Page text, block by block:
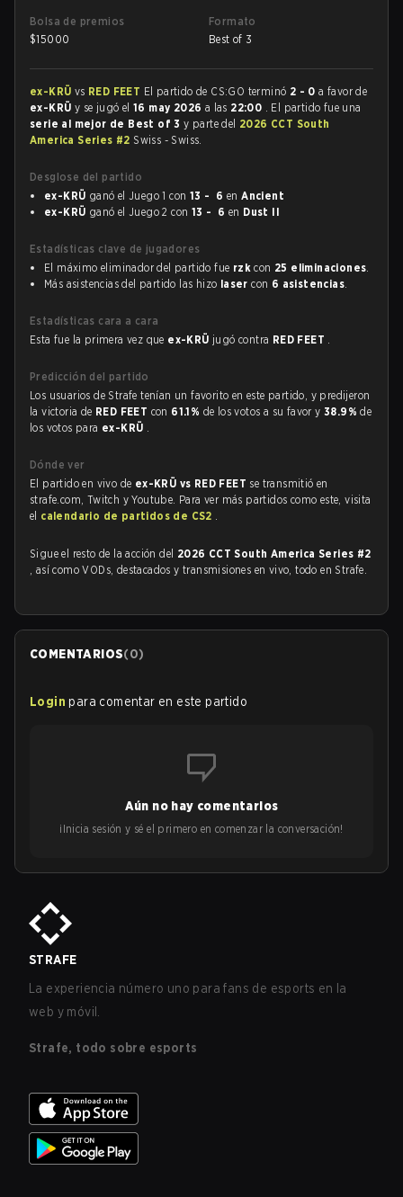
Bolsa de premios
$15000
Formato
Best of 3
ex-KRÜ vs RED FEET El partido de CS:GO terminó 2 - 0 a favor de
ex-KRÜ y se jugó el16 may 2026 a las 22:00 . El partido fue una
serie al mejor de Best of 3y parte del 2026 CCT South
America Series #2 Swiss - Swiss.
Desglose del partido
ex-KRÜ ganó el Juego 1 con 13 - 6 enAncient
ex-KRÜ ganó el Juego 2 con 13 - 6 en Dust II
Estadísticas clave de jugadores
El máximo eliminador del partido fue rzk con 25 eliminaciones.
Más asistencias del partido las hizo laser con 6 asistencias.
Estadísticas cara a cara
Esta fue la primera vez que ex-KRÜ jugó contra RED FEET .
Predicción del partido
Los usuarios de Strafe tenían un favorito en este partido, y predijeron
la victoria de RED FEET con 61.1% de los votos a su favor y38.9%de
los votos para ex-KRÜ .
Dónde ver
El partido en vivo de ex-KRÜ vs RED FEET se transmitió en
strafe.com, Twitch y Youtube. Para ver más partidos como este, visita
el calendario de partidos de CS2 .
Sigue el resto de la acción del 2026 CCT South America Series #2
, así como VODs, destacados y transmisiones en vivo, todo en Strafe.
COMENTARIOS(0)
Login para comentar en este partido
Aún no hay comentarios
¡Inicia sesión y sé el primero en comenzar la conversación!
STRAFE
La experiencia número uno para fans de esports en la
web y móvil.
Strafe, todo sobre esports